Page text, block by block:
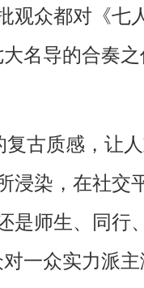
观众都对《七
名导的合奏
复古质感，让
浸染，在社交
是师生、同行
一众实力派